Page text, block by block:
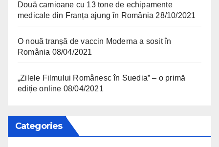
Două camioane cu 13 tone de echipamente
medicale din Franța ajung în România 28/10/2021
O nouă tranșă de vaccin Moderna a sosit în
România 08/04/2021
„Zilele Filmului Românesc în Suedia” – o primă
ediție online 08/04/2021
Categories